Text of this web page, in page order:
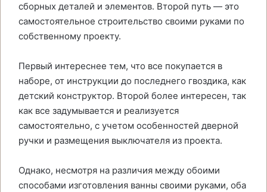
сборных деталей и элементов. Второй путь — это
самостоятельное строительство своими руками по
собственному проекту.
Первый интереснее тем, что все покупается в
наборе, от инструкции до последнего гвоздика, как
детский конструктор. Второй более интересен, так
как все задумывается и реализуется
самостоятельно, с учетом особенностей дверной
ручки и размещения выключателя из проекта.
Однако, несмотря на различия между обоими
способами изготовления ванны своими руками, оба